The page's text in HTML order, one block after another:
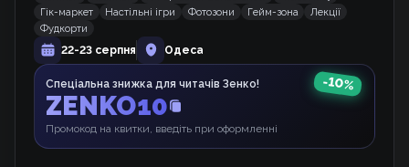
Вебкомікс
Маленький грибочок
Маньхва
Гік-маркет
Настільні ігри Фотозони Гейм-зона
Лекції
Фудкорти
22-23 серпня
Одеса
Спеціальна знижка для читачів Зенко!
ZENKO10
Промокод на квитки, введіть при оформленні
-10%